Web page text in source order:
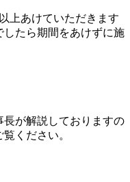
上あけていただきます
たら期間をあけずに施
長が解説しておりますの
ください。